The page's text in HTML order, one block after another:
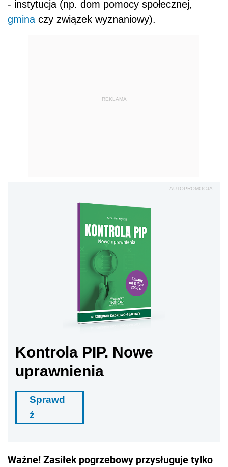
- instytucja (np. dom pomocy społecznej,
gmina czy związek wyznaniowy).
REKLAMA
AUTOPROMOCJA
Kontrola PIP. Nowe
uprawnienia
Sprawd
ź
Ważne! Zasiłek pogrzebowy przysługuje tylko